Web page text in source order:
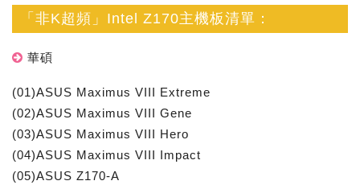
「非K超頻」Intel Z170主機板清單：
華碩
(01)ASUS Maximus VIII Extreme
(02)ASUS Maximus VIII Gene
(03)ASUS Maximus VIII Hero
(04)ASUS Maximus VIII Impact
(05)ASUS Z170-A